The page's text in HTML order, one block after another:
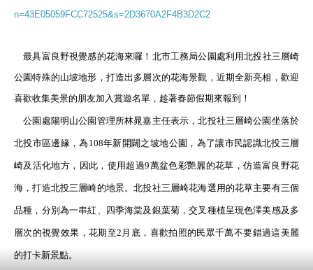
n=43E05059FCC72525&s=2D3670A2F4B3D2C2
最具富良野視覺感的花海來囉！北市工務局公園處利用北投社三層崎
公園特殊的山坡地形，打造出多層次的花海景觀，近期全新亮相，歡迎
喜歡收集美景的朋友加入賞遊名單，趁著春節假期來報到！
公園處陽明山公園管理所林晁嘉主任表示，北投社三層崎公園坐落於
北投市區邊緣，為108年新開闢之坡地公園，為了讓市民認識北投三層
崎及活化地方，因此，使用超過9萬盆色彩艷麗的花草，仿造富良野花
海，打造北投三層崎的地景。北投社三層崎花海選用的花草主要有三個
品種，分別為一串紅、四季海棠及銀葉菊，交叉種植呈現色澤美感及多
層次的視覺效果，花期至2月底，喜歡拍照的民眾千萬不要錯過這美麗
的打卡新景點。